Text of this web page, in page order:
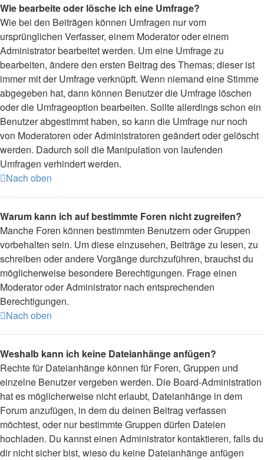
Wie bearbeite oder lösche ich eine Umfrage?
Wie bei den Beiträgen können Umfragen nur vom
ursprünglichen Verfasser, einem Moderator oder einem
Administrator bearbeitet werden. Um eine Umfrage zu
bearbeiten, ändere den ersten Beitrag des Themas; dieser ist
immer mit der Umfrage verknüpft. Wenn niemand eine Stimme
abgegeben hat, dann können Benutzer die Umfrage löschen
oder die Umfrageoption bearbeiten. Sollte allerdings schon ein
Benutzer abgestimmt haben, so kann die Umfrage nur noch
von Moderatoren oder Administratoren geändert oder gelöscht
werden. Dadurch soll die Manipulation von laufenden
Umfragen verhindert werden.
Nach oben
Warum kann ich auf bestimmte Foren nicht zugreifen?
Manche Foren können bestimmten Benutzern oder Gruppen
vorbehalten sein. Um diese einzusehen, Beiträge zu lesen, zu
schreiben oder andere Vorgänge durchzuführen, brauchst du
möglicherweise besondere Berechtigungen. Frage einen
Moderator oder Administrator nach entsprechenden
Berechtigungen.
Nach oben
Weshalb kann ich keine Dateianhänge anfügen?
Rechte für Dateianhänge können für Foren, Gruppen und
einzelne Benutzer vergeben werden. Die Board-Administration
hat es möglicherweise nicht erlaubt, Dateianhänge in dem
Forum anzufügen, in dem du deinen Beitrag verfassen
möchtest, oder nur bestimmte Gruppen dürfen Dateien
hochladen. Du kannst einen Administrator kontaktieren, falls du
dir nicht sicher bist, wieso du keine Dateianhänge anfügen